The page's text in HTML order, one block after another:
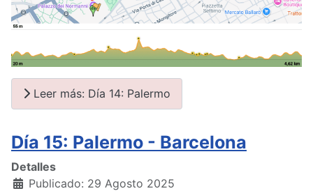
Leer más: Día 14: Palermo
Día 15: Palermo - Barcelona
Detalles
Publicado: 29 Agosto 2025